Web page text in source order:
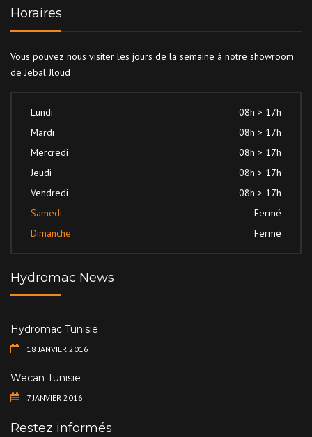
Horaires
Vous pouvez nous visiter les jours de la semaine à notre showroom
de Jebal Jloud
Lundi
08h > 17h
Mardi
08h > 17h
Mercredi
08h > 17h
Jeudi
08h > 17h
Vendredi
08h > 17h
Samedi
Fermé
Dimanche
Fermé
Hydromac News
Hydromac Tunisie
18 JANVIER 2016
Wecan Tunisie
7 JANVIER 2016
Restez informés